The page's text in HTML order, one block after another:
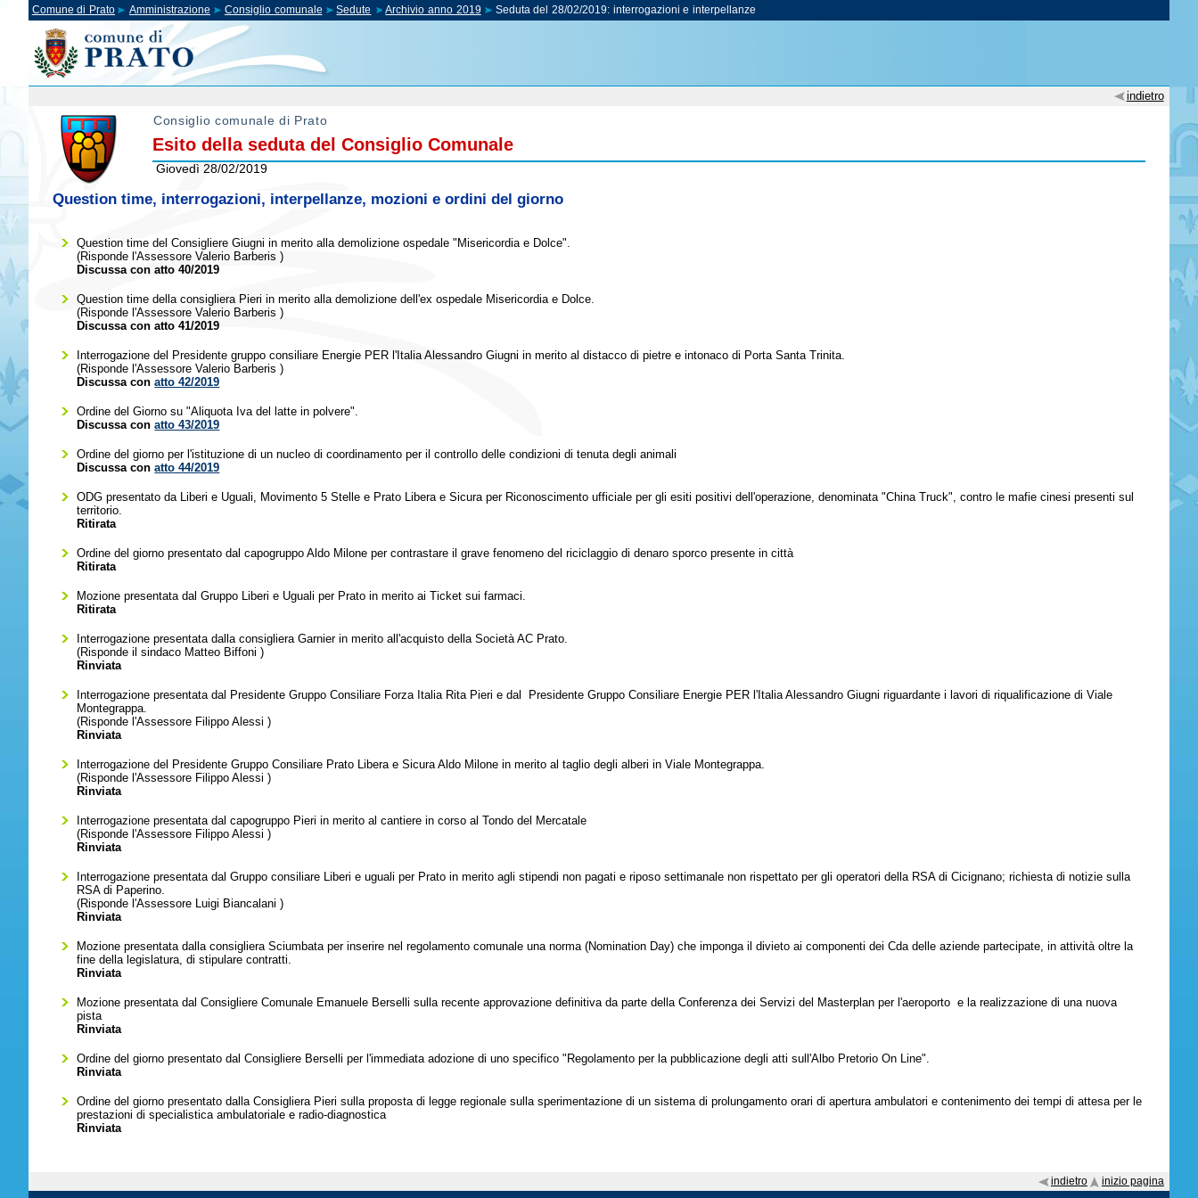
Comune di Prato Amministrazione Consiglio comunale Sedute Archivio anno 2019 Seduta del 28/02/2019: interrogazioni e interpellanze
indietro
Consiglio comunale di Prato
Esito della seduta del Consiglio Comunale
Giovedì 28/02/2019
Question time, interrogazioni, interpellanze, mozioni e ordini del giorno
Question time del Consigliere Giugni in merito alla demolizione ospedale "Misericordia e Dolce".
(Risponde l'AssessoreValerio Barberis )
Discussa con atto 40/2019
Question time della consigliera Pieri in merito alla demolizione dell'ex ospedale Misericordia e Dolce.
(Risponde l'AssessoreValerio Barberis )
Discussa con atto 41/2019
Interrogazione del Presidente gruppo consiliare Energie PER l'Italia Alessandro Giugni in merito al distacco di pietre e intonaco di Porta Santa Trinita.
(Risponde l'AssessoreValerio Barberis )
Discussa conatto 42/2019
Ordine del Giorno su "Aliquota Iva del latte in polvere".
Discussa conatto 43/2019
Ordine del giorno per l'istituzione di un nucleo di coordinamento per il controllo delle condizioni di tenuta degli animali
Discussa conatto 44/2019
ODG presentato da Liberi e Uguali, Movimento 5 Stelle e Prato Libera e Sicura per Riconoscimento ufficiale per gli esiti positivi dell'operazione, denominata "China Truck", contro le mafie cinesi presenti sul
territorio.
Ritirata
Ordine del giorno presentato dal capogruppo Aldo Milone per contrastare il grave fenomeno del riciclaggio di denaro sporco presente in città
Ritirata
Mozione presentata dal Gruppo Liberi e Uguali per Prato in merito ai Ticket sui farmaci.
Ritirata
Interrogazione presentata dalla consigliera Garnier in merito all'acquisto della Società AC Prato.
(Risponde il sindaco Matteo Biffoni )
Rinviata
Interrogazione presentata dal Presidente Gruppo Consiliare Forza Italia Rita Pieri e dal Presidente Gruppo Consiliare Energie PER l'Italia Alessandro Giugni riguardante i lavori di riqualificazione di Viale
Montegrappa.
(Risponde l'Assessore Filippo Alessi )
Rinviata
Interrogazione del Presidente Gruppo Consiliare Prato Libera e Sicura Aldo Milone in merito al taglio degli alberi in Viale Montegrappa.
(Risponde l'Assessore Filippo Alessi )
Rinviata
Interrogazione presentata dal capogruppo Pieri in merito al cantiere in corso al Tondo del Mercatale
(Risponde l'Assessore Filippo Alessi )
Rinviata
Interrogazione presentata dal Gruppo consiliare Liberi e uguali per Prato in merito agli stipendi non pagati e riposo settimanale non rispettato per gli operatori della RSA di Cicignano; richiesta di notizie sulla
RSA di Paperino.
(Risponde l'Assessore Luigi Biancalani )
Rinviata
Mozione presentata dalla consigliera Sciumbata per inserire nel regolamento comunale una norma (Nomination Day) che imponga il divieto ai componenti dei Cda delle aziende partecipate, in attività oltre la
fine della legislatura, di stipulare contratti.
Rinviata
Mozione presentata dal Consigliere Comunale Emanuele Berselli sulla recente approvazione definitiva da parte della Conferenza dei Servizi del Masterplan per l'aeroporto e la realizzazione di una nuova
pista
Rinviata
Ordine del giorno presentato dal Consigliere Berselli per l'immediata adozione di uno specifico "Regolamento per la pubblicazione degli atti sull'Albo Pretorio On Line".
Rinviata
Ordine del giorno presentato dalla Consigliera Pieri sulla proposta di legge regionale sulla sperimentazione di un sistema di prolungamento orari di apertura ambulatori e contenimento dei tempi di attesa per le
prestazioni di specialistica ambulatoriale e radio-diagnostica
Rinviata
indietro
inizio pagina